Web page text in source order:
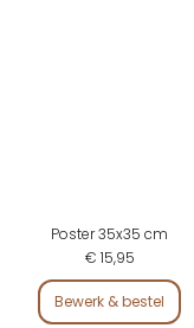
Poster 35x35 cm
€ 15,95
Bewerk & bestel